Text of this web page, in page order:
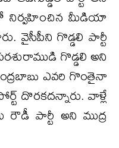
నిర్వ‌హించిన మీడియా
గొడ్డ‌లి పార్టీ
గొడ్డ‌లి అని
ఎవ‌రి గొంతైనా
దొర‌క‌ద‌న్నారు. వాళ్లే
రౌడీ పార్టీ అని ముద్ర